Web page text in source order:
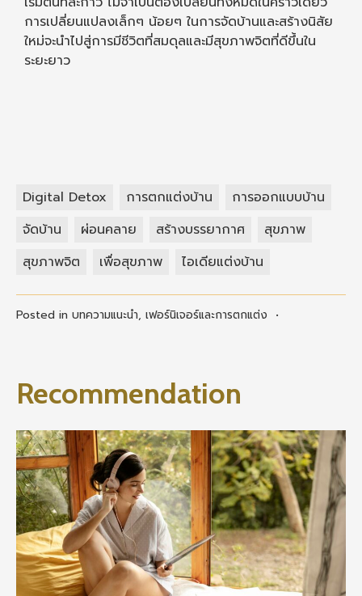
การเปลี่ยนแปลงเล็กๆ น้อยๆ ในการจัดบ้านและสร้างนิสัย
ใหม่จะนำไปสู่การมีชีวิตที่สมดุลและมีสุขภาพจิตที่ดีขึ้นใน
ระยะยาว
Digital Detox การตกแต่งบ้าน
การออกแบบบ้าน
จัดบ้าน
ผ่อนคลาย สร้างบรรยากาศ
สุขภาพ
สุขภาพจิต
เพื่อสุขภาพ ไอเดียแต่งบ้าน
Posted in บทความแนะนำ, เฟอร์นิเจอร์และการตกแต่ง •
Recommendation